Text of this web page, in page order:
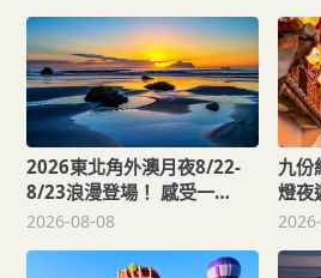
2026東北角外澳月夜8/22-
8/23浪漫登場！ 感受一
「夏」東北角夜的浪漫！
2026-08-08
九份
燈夜